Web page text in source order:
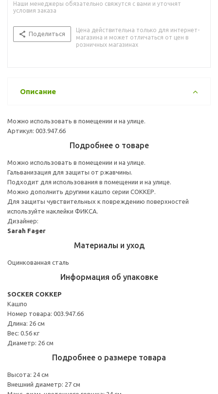
Наши менеджеры обязательно свяжутся с вами и уточнят
условия заказа
Поделиться
Цена действительна только для интернет-
магазина и может отличаться от цен в
розничных магазинах
Описание
Можно использовать в помещении и на улице.
Артикул: 003.947.66
Подробнее о товаре
Можно использовать в помещении и на улице.
Гальванизация для защиты от ржавчины.
Подходит для использования в помещении и на улице.
Можно дополнить другими кашпо серии СОККЕР.
Для защиты чувствительных к повреждению поверхностей
используйте наклейки ФИКСА.
Дизайнер:
Sarah Fager
Материалы и уход
Оцинкованная сталь
Информация об упаковке
SOCKER СОККЕР
Кашпо
Номер товара: 003.947.66
Длина: 26 см
Вес: 0.56 кг
Диаметр: 26 см
Подробнее о размере товара
Высота: 24 см
Внешний диаметр: 27 см